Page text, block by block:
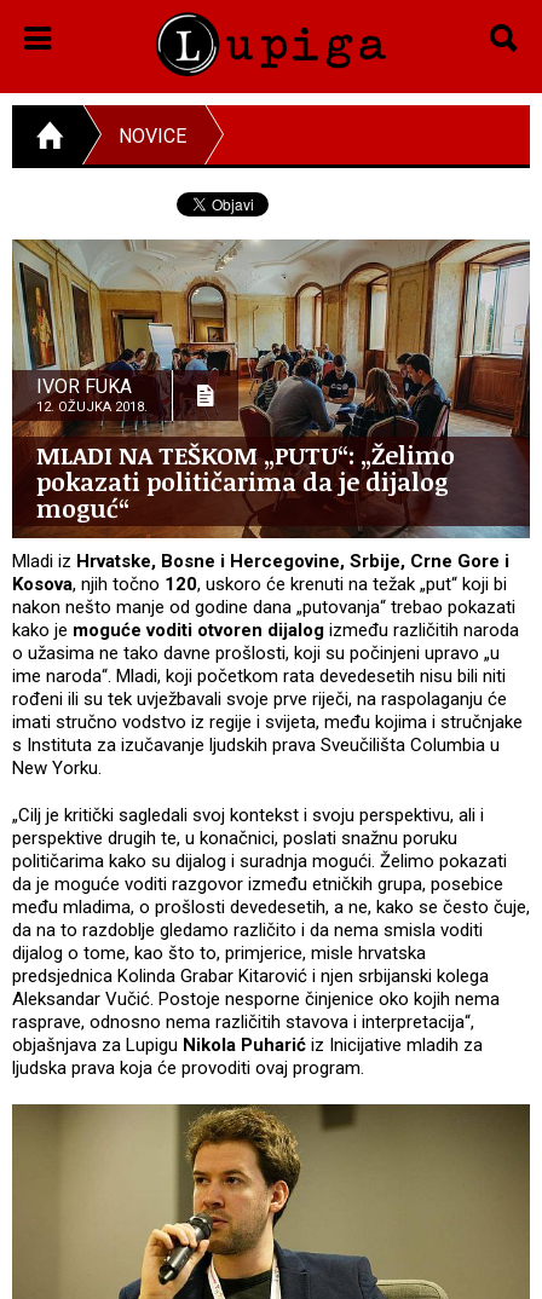
NOVICE
IVOR FUKA
12. OŽUJKA 2018.
MLADI NA TEŠKOM „PUTU“: „Želimo
pokazati političarima da je dijalog
moguć“
Mladi iz Hrvatske, Bosne i Hercegovine, Srbije, Crne Gore i
Kosova, njih točno 120, uskoro će krenuti na težak „put“ koji bi
nakon nešto manje od godine dana „putovanja“ trebao pokazati
kako je moguće voditi otvoren dijalog između različitih naroda
o užasima ne tako davne prošlosti, koji su počinjeni upravo „u
ime naroda“. Mladi, koji početkom rata devedesetih nisu bili niti
rođeni ili su tek uvježbavali svoje prve riječi, na raspolaganju će
imati stručno vodstvo iz regije i svijeta, među kojima i stručnjake
s Instituta za izučavanje ljudskih prava Sveučilišta Columbia u
New Yorku.
„Cilj je kritički sagledali svoj kontekst i svoju perspektivu, ali i
perspektive drugih te, u konačnici, poslati snažnu poruku
političarima kako su dijalog i suradnja mogući. Želimo pokazati
da je moguće voditi razgovor između etničkih grupa, posebice
među mladima, o prošlosti devedesetih, a ne, kako se često čuje,
da na to razdoblje gledamo različito i da nema smisla voditi
dijalog o tome, kao što to, primjerice, misle hrvatska
predsjednica Kolinda Grabar Kitarović i njen srbijanski kolega
Aleksandar Vučić. Postoje nesporne činjenice oko kojih nema
rasprave, odnosno nema različitih stavova i interpretacija“,
objašnjava za Lupigu Nikola Puharić iz Inicijative mladih za
ljudska prava koja će provoditi ovaj program.